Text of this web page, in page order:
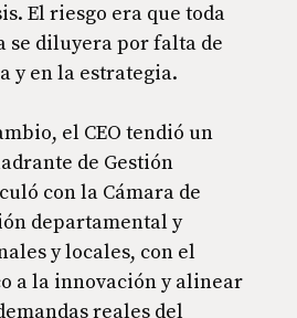
El riesgo era que toda
se diluyera por falta de
y en la estrategia.
el CEO tendió un
de Gestión
con la Cámara de
departamental y
y locales, con el
a la innovación y alinear
reales del